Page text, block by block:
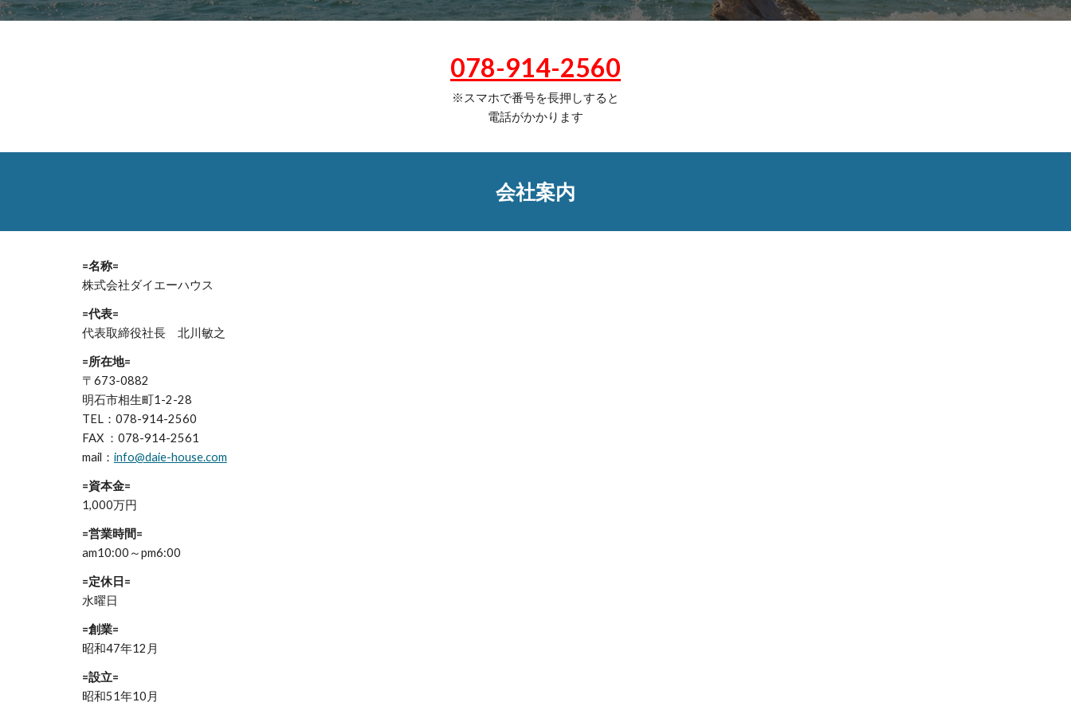
078-914-2560
※スマホで番号を長押しすると
電話がかかります
会社案内
=名称=
株式会社ダイエーハウス
=代表=
代表取締役社長 北川敏之
=所在地=
〒673-0882
明石市相生町1-2-28
TEL：078-914-2560
FAX ：078-914-2561
mail： info@daie-house.com
=資本金=
1,000万円
=営業時間=
am10:00～pm6:00
=定休日=
水曜日
=創業=
昭和47年12月
=設立=
昭和51年10月